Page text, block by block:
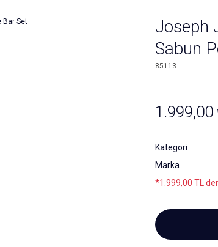
Joseph
Sabun
85113
1.999,00
Kategori
Marka
*1.999,00 TL